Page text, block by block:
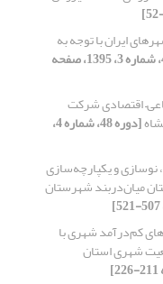
ایران با توجه به
[دوره 48، شماره 3، 1395، صفحه
اقتصادی شرکت
[دوره 48، شماره 4،
نوسازی و یکپارچه‌سازی
میان‌‌دربند شهرستان
کم‌درآمد شهری با
شهری استان